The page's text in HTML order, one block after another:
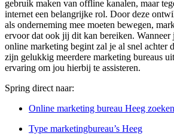
gebruik maken van offline kanalen, maar
internet een belangrijke rol. Door deze
als onderneming mee moeten bewegen,
ervoor dat ook jij dit kan bereiken. Wanneer
online marketing begint zal je al snel achter
zijn gelukkig meerdere marketing bureaus
ervaring om jou hierbij te assisteren.
Spring direct naar:
Online marketing bureau Heeg zoeken
Type marketingbureau’s Heeg